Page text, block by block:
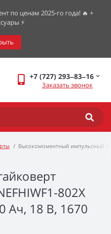
по ценам 2025-го года! 🔥 +
⚡️
+7 (727) 293‒83‒16
Заказать звонок
Высокомоментный импульсный
802X
Ач, 18 В, 1670